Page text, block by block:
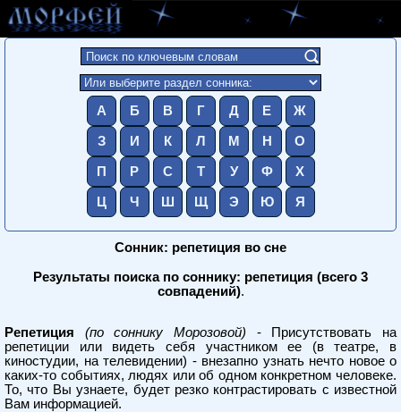
А Б В Г Д Е Ж
З И К Л М Н О
П Р С Т У Ф Х
Ц Ч Ш Щ Э Ю Я
Сонник: репетиция во сне
Результаты поиска по соннику: репетиция (всего 3
совпадений).
Репетиция (по соннику Морозовой) - Присутствовать на
репетиции или видеть себя участником ее (в театре, в
киностудии, на телевидении) - внезапно узнать нечто новое о
каких-то событиях, людях или об одном конкретном человеке.
То, что Вы узнаете, будет резко контрастировать с известной
Вам информацией.